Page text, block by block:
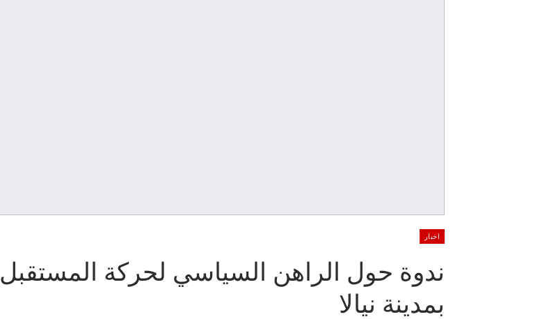
اخبار
ندوة حول الراهن السياسي لحركة المستقبل
بمدينة نيالا